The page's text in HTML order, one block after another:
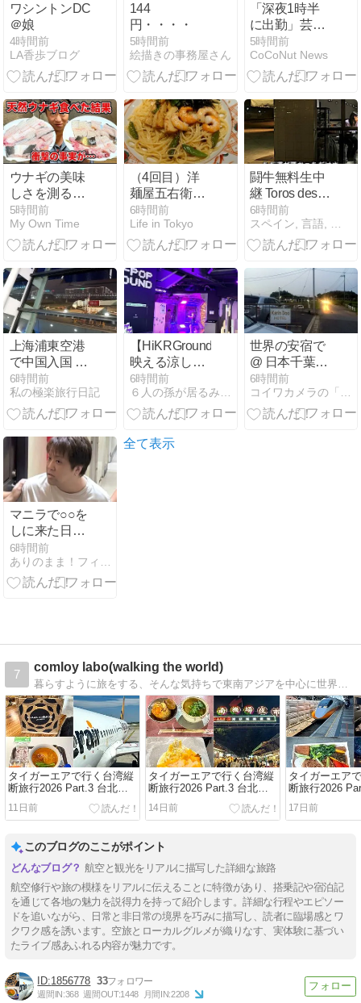
ワシントンDC
＠娘
4時間前
LA香歩ブログ
144
円・・・・
5時間前
絵描きの事務屋さん
「深夜1時半
に出勤」芸能
界を去った女
優キム・セイ
ン、物流セン
イトに励む“た
くましい近
況”を公開
5時間前
CoCoNut News
ウナギの美味
しさを測る基
準とは
5時間前
My Own Time
（4回目）洋
麺屋五右衛門
で晩御飯＠南
青山
6時間前
Life in Tokyo
闘牛無料生中
継 Toros desde
Marbella
(Málaga).
Morante de la
María
Manzanares. /
Carancho ハゲ
鷹と女医
Uruguay
koukai (2010
ayer) Nada,
tuve mala
6時間前
スペイン, 言語, 文学, 映画, 闘牛,＋雑学
上海浦東空港
で中国入国 ト
ランスファー
として
6時間前
私の極楽旅行日記
【HiKRGround】
映える涼しい
穴場
6時間前
６人の孫が居るみすずちゃんの幸せな韓国生活
世界の安宿で
@ 日本千葉県
成田市 「カリ
ンドー・ホテ
ル」 （MAY,
6時間前
コイワカメラの「世界の路地裏で（または女たち）」
マニラで○○を
しに来た日本
人男性38歳の
身柄を確保！
日本の裁判所
6時間前
全て表示
7
comloy labo(walking the world)
暮らすように旅をする、そんな気持ちで東南アジアを中心に世界各国、日本各地をスナップ写真を撮りながらぶらーり散歩しています。
タイガーエアで行く台湾縦
断旅行2026 Part.3 台北編 /
Vol.3 IT202 台北→成田搭乗
記 ～Homee KITCHENとプ
11日前
タイガーエアで行く台湾縦
断旅行2026 Part.3 台北編 /
Vol.2 南機場夜市 台北最後
の夜はローカルグルメ三昧
14日前
タイガーエア
断旅行2026
Vol.1 シーザ
宿泊記〜陽明
17日前
このブログのここがポイント
航空と観光をリアルに描写した詳細な旅路
航空修行や旅の模様をリアルに伝えることに特徴があり、搭乗記や宿泊記
を通じて各地の魅力を説得力を持って紹介します。詳細な行程やエピソー
ドを追いながら、日常と非日常の境界を巧みに描写し、読者に臨場感とワ
クワク感を誘います。空旅とローカルグルメが織りなす、実体験に基づい
たライブ感あふれる内容が魅力です。
1856778 33
週間IN:368 週間OUT:1448 月間IN:2208